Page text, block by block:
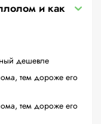
и как
дешевле
тем дороже его
тем дороже его